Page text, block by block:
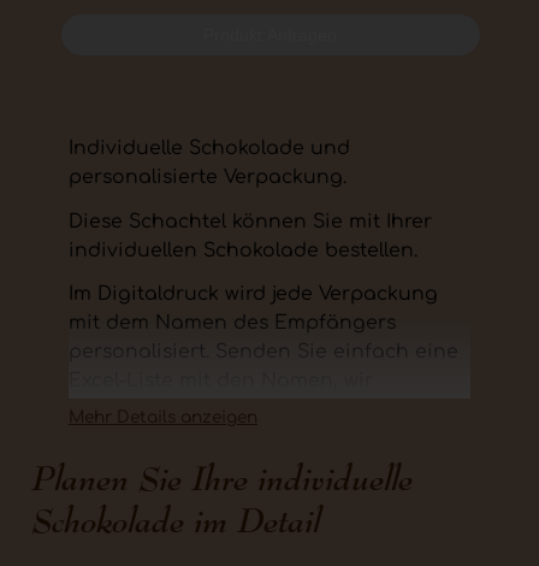
Individuelle Schokolade und
personalisierte Verpackung.
Diese Schachtel können Sie mit Ihrer
individuellen Schokolade bestellen.
Im Digitaldruck wird jede Verpackung
mit dem Namen des Empfängers
personalisiert. Senden Sie einfach eine
erledigen für Sie den Rest!
auch perfekt zum Mailing und kann mit
jedem Schokologo-Produkt bestellt
werden.
Mehr Details anzeigen
Planen Sie Ihre individuelle
Schokolade im Detail